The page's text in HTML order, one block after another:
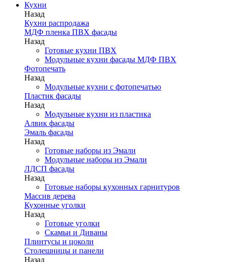
Кухни
Назад
Кухни распродажа
МДФ пленка ПВХ фасады
Назад
Готовые кухни ПВХ
Модульные кухни фасады МДФ ПВХ
Фотопечать
Назад
Модульные кухни с фотопечатью
Пластик фасады
Назад
Модульные кухни из пластика
Алвик фасады
Эмаль фасады
Назад
Готовые наборы из Эмали
Модульные наборы из Эмали
ЛДСП фасады
Назад
Готовые наборы кухонных гарнитуров
Массив дерева
Кухонные уголки
Назад
Готовые уголки
Скамьи и Диваны
Плинтусы и цоколи
Столешницы и панели
Назад